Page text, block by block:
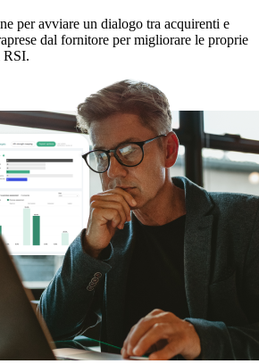
per avviare un dialogo tra acquirenti e
dal fornitore per migliorare le proprie
RSI.